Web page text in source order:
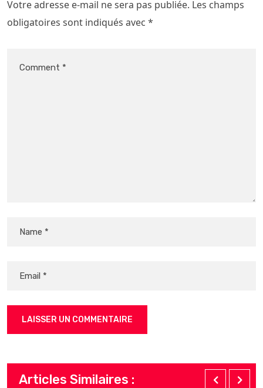
Votre adresse e-mail ne sera pas publiée. Les champs
obligatoires sont indiqués avec *
Articles Similaires :